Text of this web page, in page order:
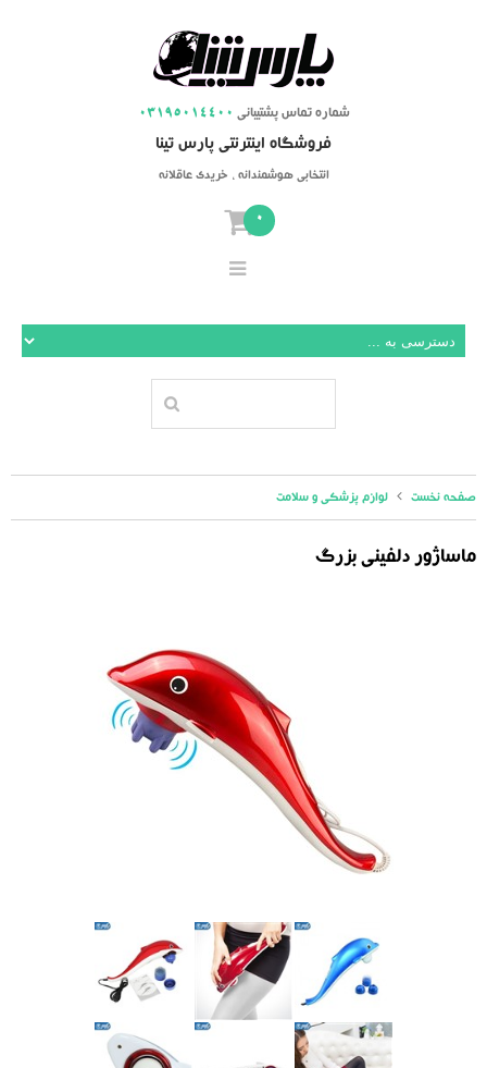
03195014400 شماره تماس پشتیبانی
فروشگاه اینترنتی پارس تینا
انتخابی هوشمندانه ، خریدی عاقلانه
0
صفحه نخست لوازم پزشکی و سلامت
ماساژور دلفینی بزرگ